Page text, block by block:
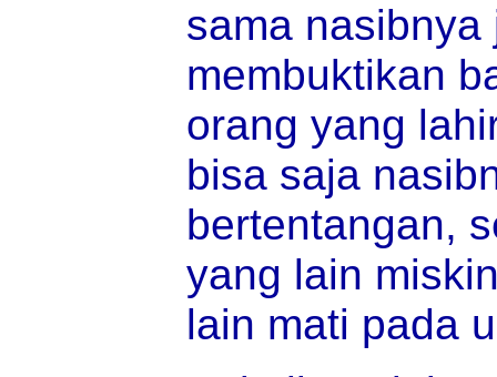
sama nasibnya
membuktikan
orang yang
bisa saja
bertentangan,
yang lain
lain mati pada